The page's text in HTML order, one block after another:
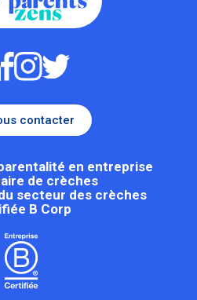
contacter
en entreprise
de crèches
secteur des crèches
B Corp